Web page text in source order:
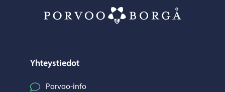
Yhteystiedot
Porvoo-info